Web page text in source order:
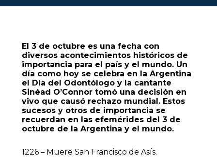
El 3 de octubre es una fecha con
diversos acontecimientos históricos de
importancia para el país y el mundo. Un
día como hoy se celebra en la Argentina
el Día del Odontólogo y la cantante
Sinéad O’Connor tomó una decisión en
vivo que causó rechazo mundial. Estos
sucesos y otros de importancia se
recuerdan en las efemérides del 3 de
octubre de la Argentina y el mundo.
1226 – Muere San Francisco de Asís.